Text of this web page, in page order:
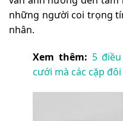
những người coi trọng
nhân.
Xem thêm: 5
cưới mà các cặp